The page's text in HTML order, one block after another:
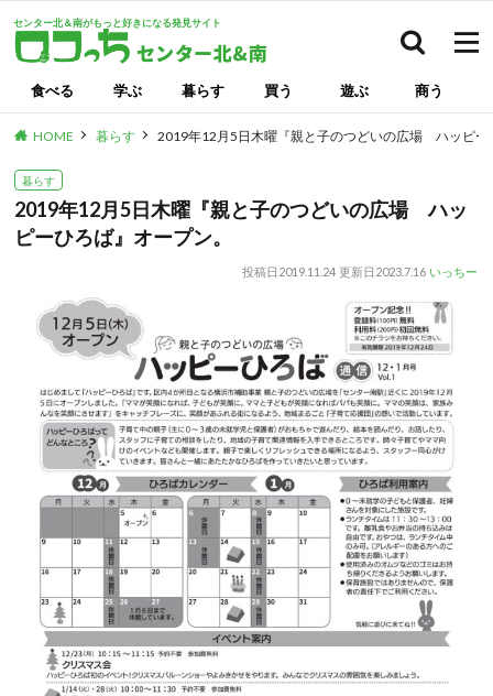
センター北＆南がもっと好きになる発見サイト
食べる 学ぶ 暮らす 買う 遊ぶ 商う
HOME 暮らす 2019年12月5日木曜『親と子のつどいの広場 ハッピー
暮らす
2019年12月5日木曜『親と子のつどいの広場 ハッ
ピーひろば』オープン。
投稿日 2019.11.24 更新日 2023.7.16 いっちー